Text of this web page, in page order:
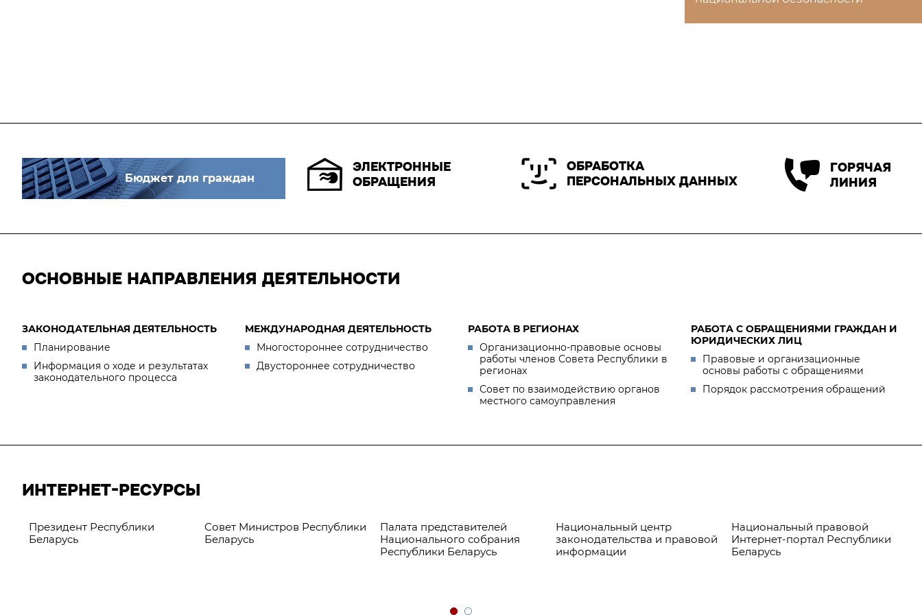
Бюджет для граждан
ЭЛЕКТРОННЫЕ
ОБРАЩЕНИЯ
ОБРАБОТКА
ПЕРСОНАЛЬНЫХ ДАННЫХ
ГОРЯЧАЯ
ЛИНИЯ
ОСНОВНЫЕ НАПРАВЛЕНИЯ ДЕЯТЕЛЬНОСТИ
ЗАКОНОДАТЕЛЬНАЯ ДЕЯТЕЛЬНОСТЬ
Планирование
Информация о ходе и результатах
законодательного процесса
МЕЖДУНАРОДНАЯ ДЕЯТЕЛЬНОСТЬ
Многостороннее сотрудничество
Двустороннее сотрудничество
РАБОТА В РЕГИОНАХ
Организационно-правовые основы
работы членов Совета Республики в
регионах
Совет по взаимодействию органов
местного самоуправления
РАБОТА С ОБРАЩЕНИЯМИ ГРАЖДАН И
ЮРИДИЧЕСКИХ ЛИЦ
Правовые и организационные
основы работы с обращениями
Порядок рассмотрения обращений
ИНТЕРНЕТ-РЕСУРСЫ
Президент Республики
Беларусь
Совет Министров Республики
Беларусь
Палата представителей
Национального собрания
Республики Беларусь
Национальный центр
законодательства и правовой
информации
Национальный правовой
Интернет-портал Республики
Беларусь